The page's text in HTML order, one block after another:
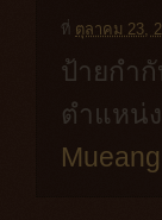
ที่ ตุลาคม 23,
ป้ายกำกั
ตำแหน่